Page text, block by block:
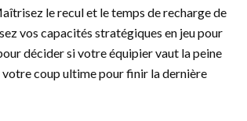
le recul et le temps de recharge de
vos capacités stratégiques en jeu pour
décider si votre équipier vaut la peine
votre coup ultime pour finir la dernière